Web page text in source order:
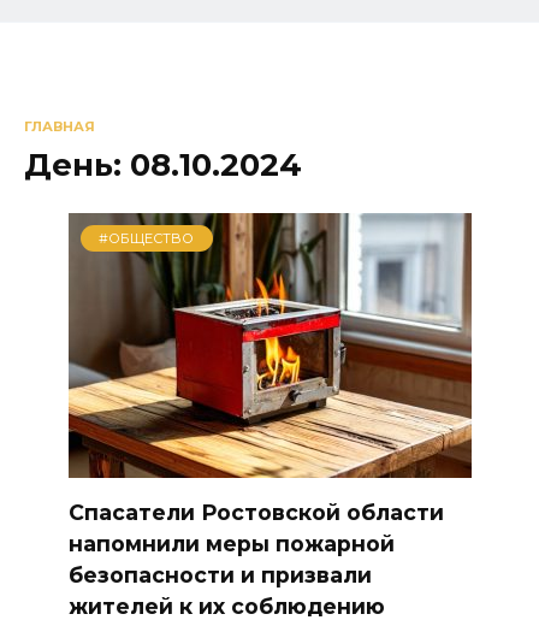
ГЛАВНАЯ
День: 08.10.2024
#ОБЩЕСТВО
Спасатели Ростовской области
напомнили меры пожарной
безопасности и призвали
жителей к их соблюдению